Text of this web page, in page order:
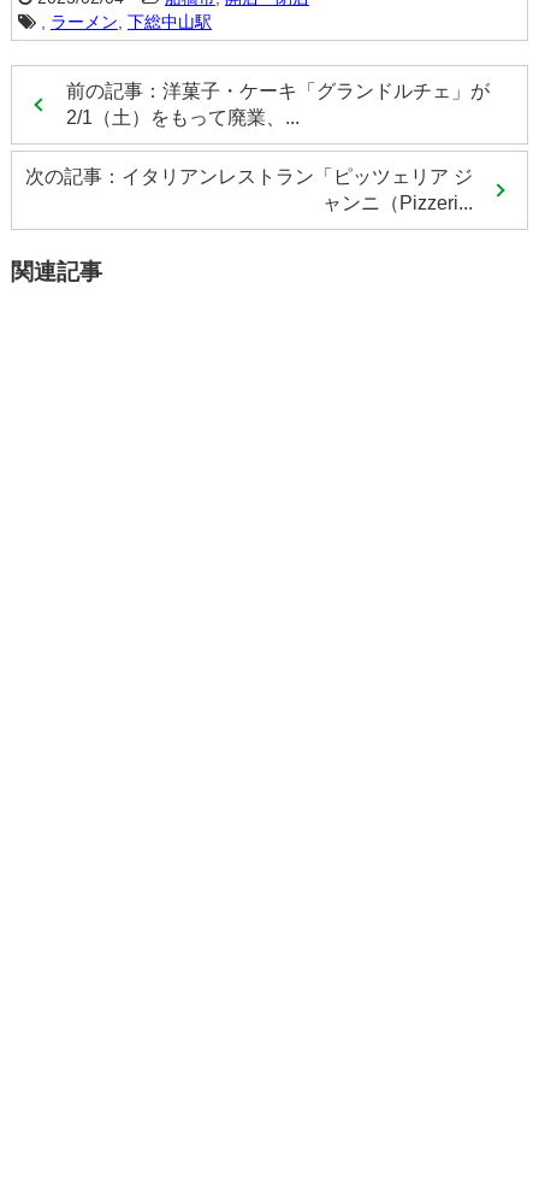
, ラーメン, 下総中山駅
前の記事：洋菓子・ケーキ「グランドルチェ」が
2/1（土）をもって廃業、...
次の記事：イタリアンレストラン「ピッツェリア ジ
ャンニ（Pizzeri...
関連記事